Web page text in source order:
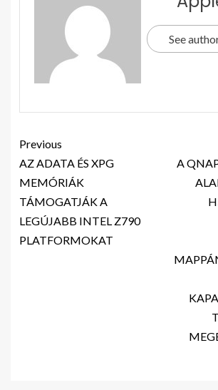
See
Previous
AZ ADATA ÉS XPG
MEMÓRIÁK
TÁMOGATJÁK A
LEGÚJABB INTEL Z790
PLATFORMOKAT
A